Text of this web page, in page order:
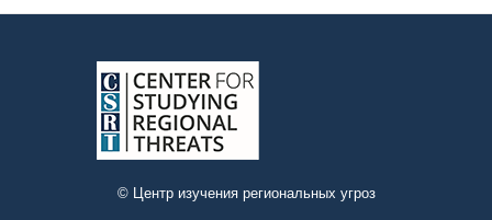
© Центр изучения региональных угроз